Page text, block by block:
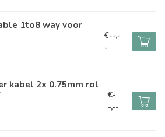
1to8 way voor
€--,-
-
kabel 2x 0.75mm rol
€-
-,--